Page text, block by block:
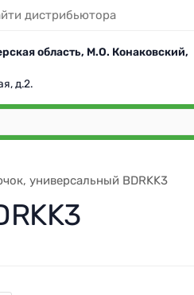
дистрибьютора
область, М.О. Конаковский,
д.2.
универсальный BDRKK3